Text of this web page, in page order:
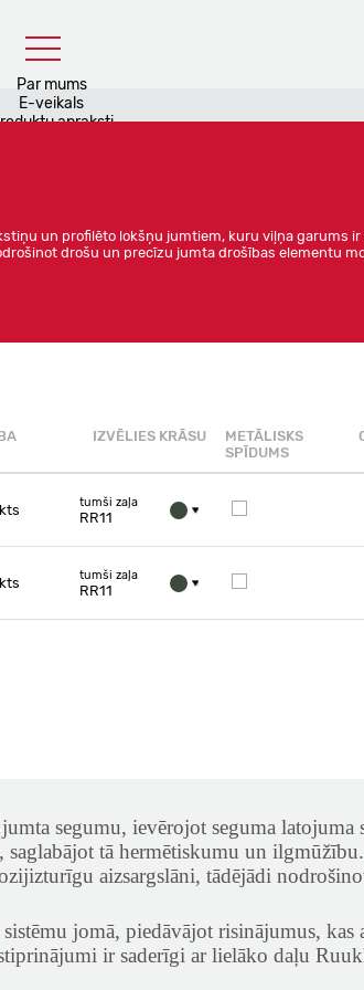
Par mums
E-veikals
apraksti
un profilēto lokšņu jumtiem, kuru viļņa garums
drošu un precīzu jumta drošības elementu
IZVĒLIES KRĀSU
METĀLISKS
SPĪDUMS
tumši zaļa
RR11
tumši zaļa
RR11
segumu, ievērojot seguma
tā hermētiskumu un
aizsargslāni, tādējādi
jomā, piedāvājot risinājumus,
ir saderīgi ar lielāko daļu